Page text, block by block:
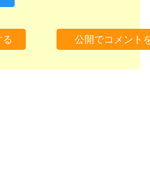
る 公開でコメント